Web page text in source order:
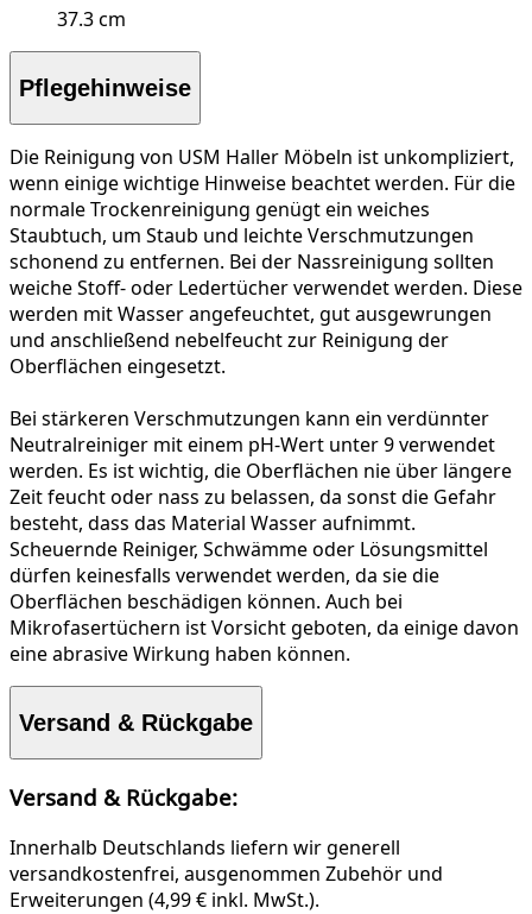
37.3 cm
Pflegehinweise
Die Reinigung von USM Haller Möbeln ist unkompliziert,
wenn einige wichtige Hinweise beachtet werden. Für die
normale Trockenreinigung genügt ein weiches
Staubtuch, um Staub und leichte Verschmutzungen
schonend zu entfernen. Bei der Nassreinigung sollten
weiche Stoff- oder Ledertücher verwendet werden. Diese
werden mit Wasser angefeuchtet, gut ausgewrungen
und anschließend nebelfeucht zur Reinigung der
Oberflächen eingesetzt.
Bei stärkeren Verschmutzungen kann ein verdünnter
Neutralreiniger mit einem pH-Wert unter 9 verwendet
werden. Es ist wichtig, die Oberflächen nie über längere
Zeit feucht oder nass zu belassen, da sonst die Gefahr
besteht, dass das Material Wasser aufnimmt.
Scheuernde Reiniger, Schwämme oder Lösungsmittel
dürfen keinesfalls verwendet werden, da sie die
Oberflächen beschädigen können. Auch bei
Mikrofasertüchern ist Vorsicht geboten, da einige davon
eine abrasive Wirkung haben können.
Versand & Rückgabe
Versand & Rückgabe:
Innerhalb Deutschlands liefern wir generell
versandkostenfrei, ausgenommen Zubehör und
Erweiterungen (4,99 € inkl. MwSt.).